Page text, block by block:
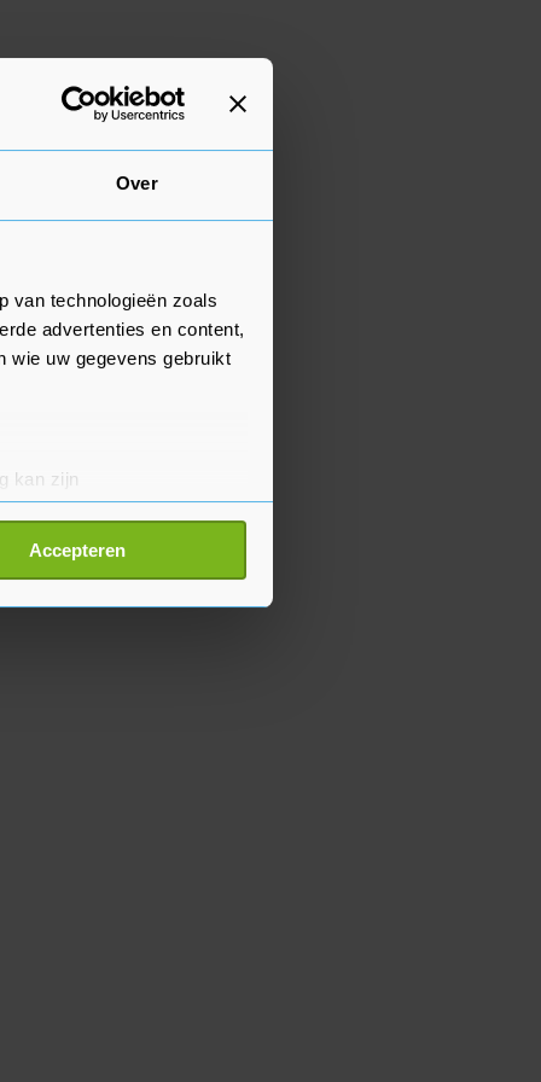
Over
van technologieën zoals
advertenties en content,
wie uw gegevens gebruikt
kan zijn
detailgedeelte
cookiepagina kun je
Accepteren